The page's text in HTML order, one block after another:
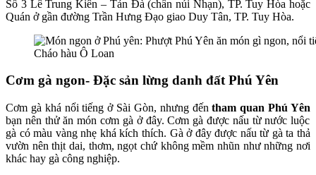
Số 3 Lê Trung Kiên – Tản Đà (chân núi Nhạn), TP. Tuy Hòa hoặc
Quán ở gần đường Trần Hưng Đạo giao Duy Tân, TP. Tuy Hòa.
Cháo hàu Ô Loan
Cơm gà ngon- Đặc sản lừng danh đất Phú Yên
Cơm gà khá nổi tiếng ở Sài Gòn, nhưng đếntham quan Phú Yên
bạn nên thử ăn món cơm gà ở đây. Cơm gà được nấu từ nước luộc
gà có màu vàng nhẹ khá kích thích. Gà ở đây được nấu từ gà ta thả
vườn nên thịt dai, thơm, ngọt chứ không mềm nhũn như những nơi
khác hay gà công nghiệp.